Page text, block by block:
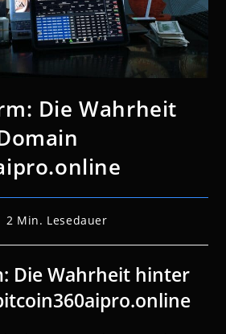
Die Wahrheit
Lesedauer:
2 Min. Lesedauer
Die Wahrheit hinter